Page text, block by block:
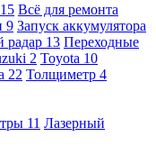
15 Всё для ремонта
9 Запуск аккумулятора
радар 13 Переходные
2 Toyota 10
22 Толщиметр 4
11 Лазерный